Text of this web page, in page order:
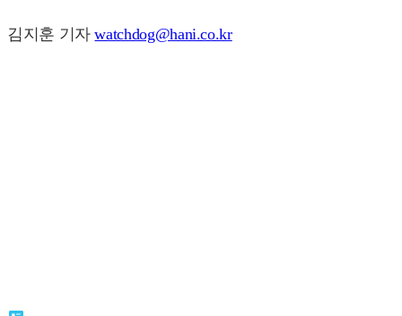
김지훈 기자watchdog@hani.co.kr